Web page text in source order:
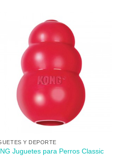
deseos
Y DEPORTE
Juguetes para Perros Classic